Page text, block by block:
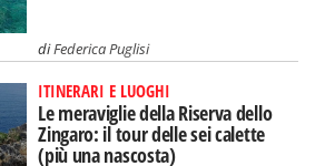
diFederica Puglisi
ITINERARI E LUOGHI
Le meraviglie della Riserva dello
Zingaro: il tour delle sei calette
(più una nascosta)